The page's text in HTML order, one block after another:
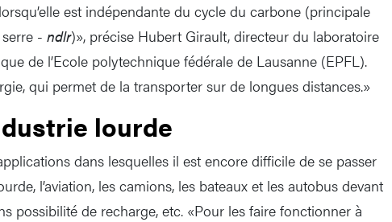
est indépendante du cycle du carbone (principale
- ndlr)», précise Hubert Girault, directeur du laboratoire
de l’Ecole polytechnique fédérale de Lausanne (EPFL).
qui permet de la transporter sur de longues distances.»
lourde
dans lesquelles il est encore difficile de se passer
l’aviation, les camions, les bateaux et les autobus devant
possibilité de recharge, etc. «Pour les faire fonctionner à